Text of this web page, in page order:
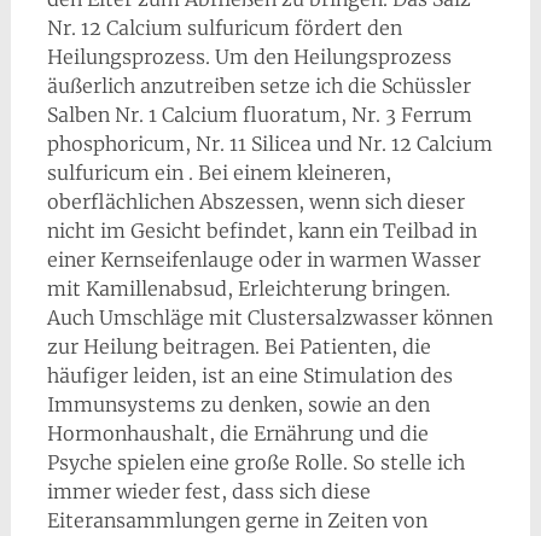
Nr. 12 Calcium sulfuricum fördert den
Heilungsprozess. Um den Heilungsprozess
äußerlich anzutreiben setze ich die Schüssler
Salben Nr. 1 Calcium fluoratum, Nr. 3 Ferrum
phosphoricum, Nr. 11 Silicea und Nr. 12 Calcium
sulfuricum ein . Bei einem kleineren,
oberflächlichen Abszessen, wenn sich dieser
nicht im Gesicht befindet, kann ein Teilbad in
einer Kernseifenlauge oder in warmen Wasser
mit Kamillenabsud, Erleichterung bringen.
Auch Umschläge mit Clustersalzwasser können
zur Heilung beitragen. Bei Patienten, die
häufiger leiden, ist an eine Stimulation des
Immunsystems zu denken, sowie an den
Hormonhaushalt, die Ernährung und die
Psyche spielen eine große Rolle. So stelle ich
immer wieder fest, dass sich diese
Eiteransammlungen gerne in Zeiten von